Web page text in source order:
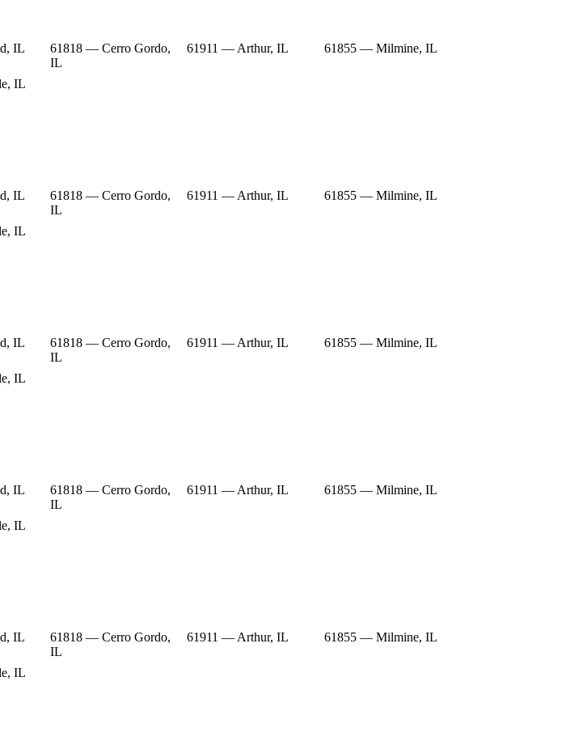
IL
61818 — Cerro Gordo,
IL
61911 — Arthur, IL 61855 — Milmine, IL
IL
IL
61818 — Cerro Gordo,
IL
61911 — Arthur, IL 61855 — Milmine, IL
IL
IL
61818 — Cerro Gordo,
IL
61911 — Arthur, IL 61855 — Milmine, IL
IL
IL
61818 — Cerro Gordo,
IL
61911 — Arthur, IL 61855 — Milmine, IL
IL
IL
61818 — Cerro Gordo,
IL
61911 — Arthur, IL 61855 — Milmine, IL
IL